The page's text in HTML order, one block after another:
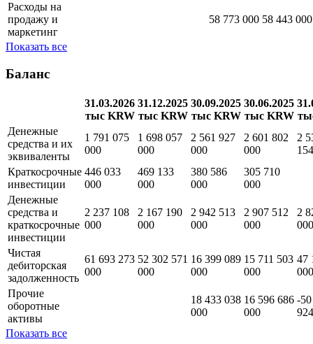
Расходы на
продажу и
маркетинг
58 773 000 58 443 000
Показать все
Баланс
31.03.2026
тыс KRW
31.12.2025
тыс KRW
30.09.2025
тыс KRW
30.06.2025
тыс KRW
Денежные
средства и их
эквиваленты
1 791 075
000
1 698 057
000
2 561 927
000
2 601 802
000
2
154
Краткосрочные
инвестиции
446 033
000
469 133
000
380 586
000
305 710
000
Денежные
средства и
краткосрочные
инвестиции
2 237 108
000
2 167 190
000
2 942 513
000
2 907 512
000
2
000
Чистая
дебиторская
задолженность
61 693 273
000
52 302 571
000
16 399 089
000
15 711 503
000
47
000
Прочие
оборотные
активы
18 433 038
000
16 596 686
000
-
Показать все